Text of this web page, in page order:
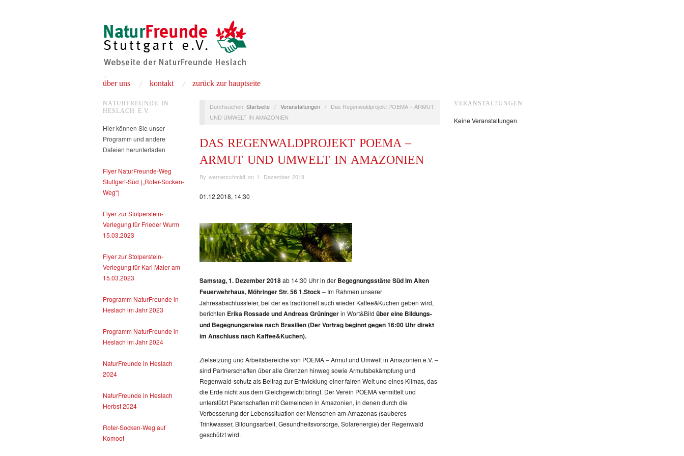
über uns kontakt zurück zur hauptseite
NATURFREUNDE IN
HESLACH E.V.
Hier können Sie unser
Programm und andere
Dateien herunterladen
Flyer NaturFreunde-Weg
Stuttgart-Süd („Roter-Socken-
Weg“)
Flyer zur Stolperstein-
Verlegung für Frieder Wurm
15.03.2023
Flyer zur Stolperstein-
Verlegung für Karl Maier am
15.03.2023
Programm NaturFreunde in
Heslach im Jahr 2023
Programm NaturFreunde in
Heslach im Jahr 2024
NaturFreunde in Heslach
2024
NaturFreunde in Heslach
Herbst 2024
Roter-Socken-Weg auf
Komoot
Durchsuchen: Startseite / Veranstaltungen /
Das Regenwaldprojekt POEMA – ARMUT
UND UMWELT IN AMAZONIEN
DAS REGENWALDPROJEKT POEMA –
ARMUT UND UMWELT IN AMAZONIEN
By wernerschmidt on 1. Dezember 2018
01.12.2018, 14:30
Samstag, 1. Dezember 2018ab 14:30 Uhr in der Begegnungsstätte Süd im Alten
Feuerwehrhaus, Möhringer Str. 56 1.Stock– Im Rahmen unserer
Jahresabschlussfeier, bei der es traditionell auch wieder Kaffee&Kuchen geben wird,
berichten Erika Rossade und Andreas Grüningerin Wort&Bild über eine Bildungs-
und Begegnungsreise nach Brasilien (Der Vortrag beginnt gegen 16:00 Uhr direkt
im Anschluss nach Kaffee&Kuchen).
Zielsetzung und Arbeitsbereiche von POEMA – Armut und Umwelt in Amazonien e.V. –
sind Partnerschaften über alle Grenzen hinweg sowie Armutsbekämpfung und
Regenwald-schutz als Beitrag zur Entwicklung einer fairen Welt und eines Klimas, das
die Erde nicht aus dem Gleichgewicht bringt. Der Verein POEMA vermittelt und
unterstützt Patenschaften mit Gemeinden in Amazonien, in denen durch die
Verbesserung der Lebenssituation der Menschen am Amazonas (sauberes
Trinkwasser, Bildungsarbeit, Gesundheitsvorsorge, Solarenergie) der Regenwald
geschützt wird.
VERANSTALTUNGEN
Keine Veranstaltungen